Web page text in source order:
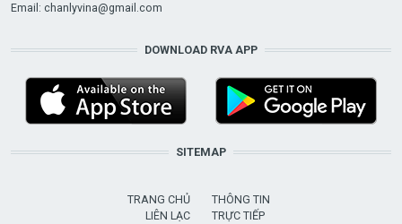
Email: chanlyvina@gmail.com
DOWNLOAD RVA APP
SITEMAP
TRANG CHỦ
LIÊN LẠC
THÔNG TIN
TRỰC TIẾP